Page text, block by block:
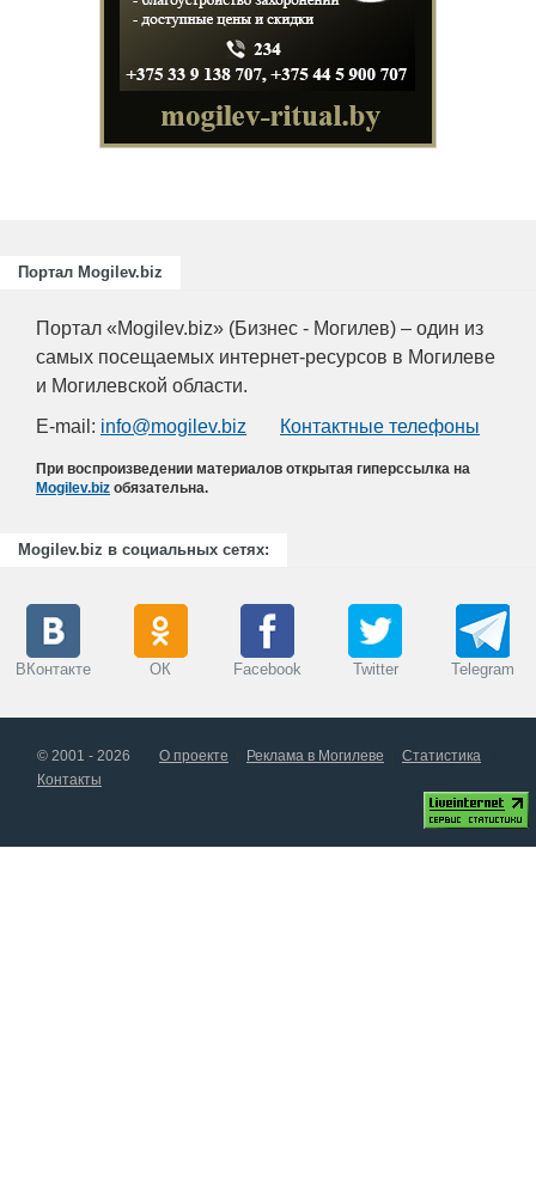
Портал Mogilev.biz
Портал «Mogilev.biz» (Бизнес - Могилев) – один из
самых посещаемых интернет-ресурсов в Могилеве
и Могилевской области.
E-mail: info@mogilev.biz Контактные телефоны
При воспроизведении материалов открытая гиперссылка на
Mogilev.biz обязательна.
Mogilev.biz в социальных сетях:
ВКонтакте ОК Facebook Twitter Telegram
© 2001 - 2026 О проекте Реклама в Могилеве
Статистика
Контакты